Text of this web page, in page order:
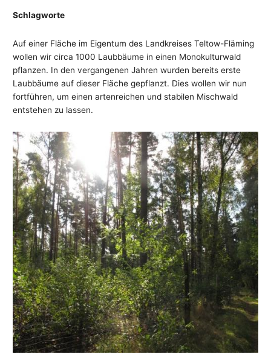
Schlagworte
Auf einer Fläche im Eigentum des Landkreises Teltow-Fläming
wollen wir circa 1000 Laubbäume in einen Monokulturwald
pflanzen. In den vergangenen Jahren wurden bereits erste
Laubbäume auf dieser Fläche gepflanzt. Dies wollen wir nun
fortführen, um einen artenreichen und stabilen Mischwald
entstehen zu lassen.